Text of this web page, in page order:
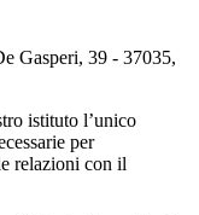
Gasperi, 39 - 37035,
istituto l’unico
per
relazioni con il